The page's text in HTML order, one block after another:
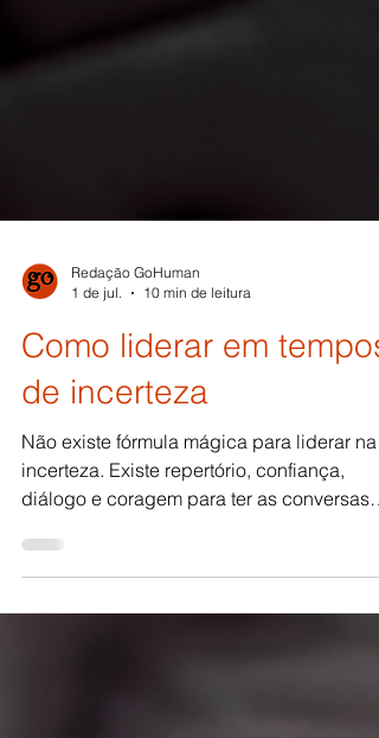
1 de jul.
10 min de leitura
Como liderar em tempos
de incerteza
Não existe fórmula mágica para liderar na
diálogo e coragem para ter as conversas
difíceis. Saiba por onde começar